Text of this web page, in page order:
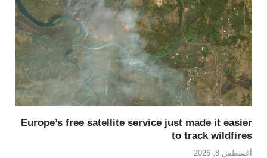
Europe’s free satellite service just made it easier
to track wildfires
أغسطس 8, 2026